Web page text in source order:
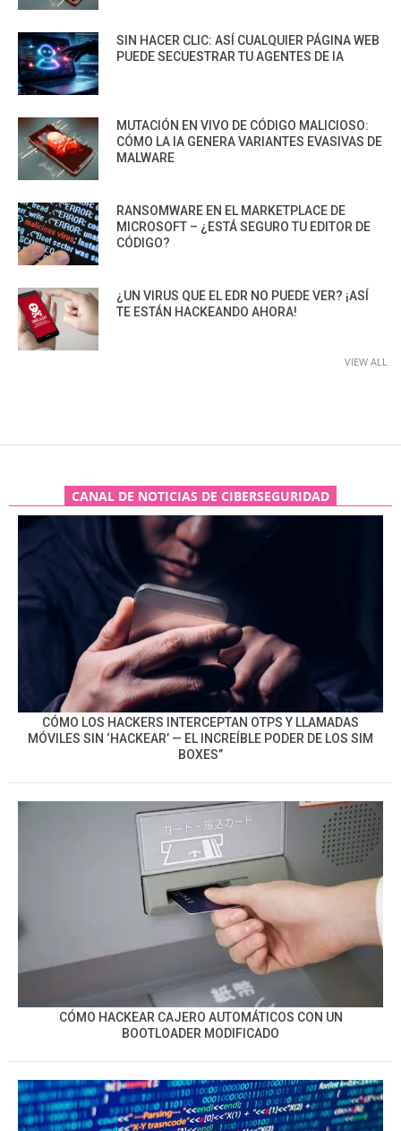
SIN HACER CLIC: ASÍ CUALQUIER PÁGINA WEB
PUEDE SECUESTRAR TU AGENTES DE IA
MUTACIÓN EN VIVO DE CÓDIGO MALICIOSO:
CÓMO LA IA GENERA VARIANTES EVASIVAS DE
MALWARE
RANSOMWARE EN EL MARKETPLACE DE
MICROSOFT – ¿ESTÁ SEGURO TU EDITOR DE
CÓDIGO?
¿UN VIRUS QUE EL EDR NO PUEDE VER? ¡ASÍ
TE ESTÁN HACKEANDO AHORA!
VIEW ALL
CANAL DE NOTICIAS DE CIBERSEGURIDAD
CÓMO LOS HACKERS INTERCEPTAN OTPS Y LLAMADAS
MÓVILES SIN ‘HACKEAR’ — EL INCREÍBLE PODER DE LOS SIM
BOXES”
CÓMO HACKEAR CAJERO AUTOMÁTICOS CON UN
BOOTLOADER MODIFICADO